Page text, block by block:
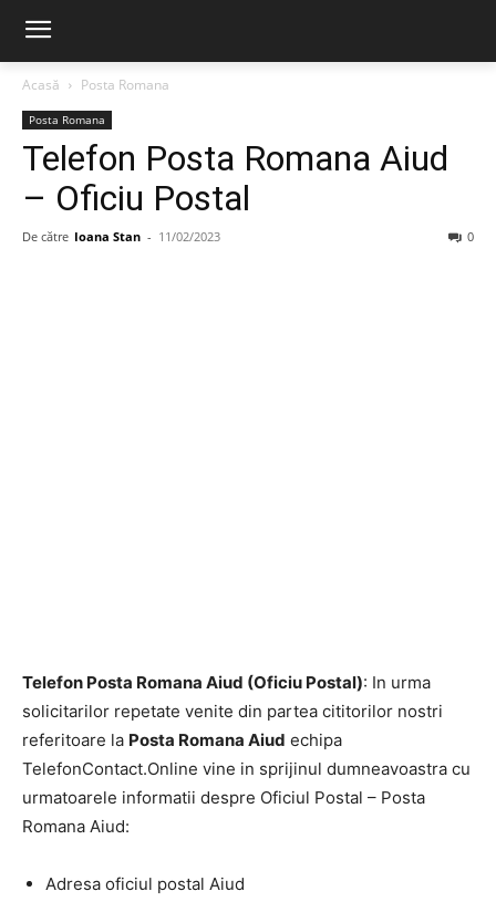
Acasă Posta Romana
Posta Romana
Telefon Posta Romana Aiud
– Oficiu Postal
De către Ioana Stan - 11/02/2023 0
Telefon Posta Romana Aiud (Oficiu Postal): In urma
solicitarilor repetate venite din partea cititorilor nostri
referitoare la Posta Romana Aiud echipa
TelefonContact.Online vine in sprijinul dumneavoastra cu
urmatoarele informatii despre Oficiul Postal – Posta
Romana Aiud:
Adresa oficiul postal Aiud